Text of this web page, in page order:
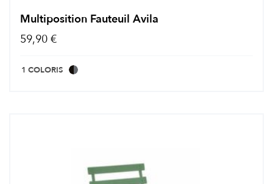
Multiposition Fauteuil Avila
59,90 €
1 COLORIS